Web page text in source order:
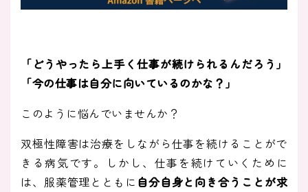
「どうやったら上手く仕事が続けられるんだろう」
「今の仕事は自分に向いているのかな？」
このように悩んでいませんか？
双極性障害は治療をしながら仕事を続けることがで
きる病気です。しかし、仕事を続けていくために
は、服薬管理とともに 自分自身と向き合うことが求